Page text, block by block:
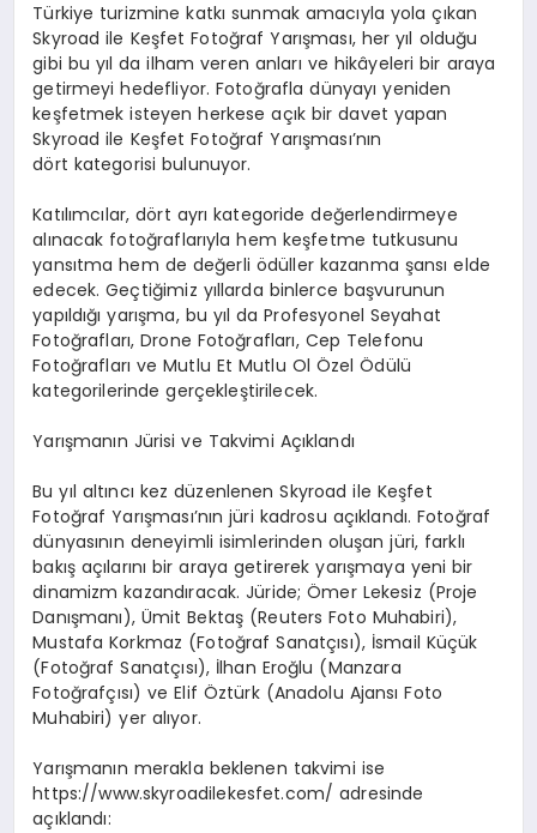
Türkiye turizmine katkı sunmak amacıyla yola çıkan
Skyroad ile Keşfet Fotoğraf Yarışması, her yıl olduğu
gibi bu yıl da ilham veren anları ve hikâyeleri bir araya
getirmeyi hedefliyor. Fotoğrafla dünyayı yeniden
keşfetmek isteyen herkese açık bir davet yapan
Skyroad ile Keşfet Fotoğraf Yarışması’nın
dört kategorisi bulunuyor.
Katılımcılar, dört ayrı kategoride değerlendirmeye
alınacak fotoğraflarıyla hem keşfetme tutkusunu
yansıtma hem de değerli ödüller kazanma şansı elde
edecek. Geçtiğimiz yıllarda binlerce başvurunun
yapıldığı yarışma, bu yıl daProfesyonel Seyahat
Fotoğrafları,Drone Fotoğrafları, Cep Telefonu
Fotoğrafları veMutlu Et Mutlu Ol Özel Ödülü
kategorilerinde gerçekleştirilecek.
Yarışmanın Jürisi ve Takvimi Açıklandı
Bu yıl altıncı kez düzenlenen Skyroad ile Keşfet
Fotoğraf Yarışması’nın jüri kadrosu açıklandı. Fotoğraf
dünyasının deneyimli isimlerinden oluşan jüri, farklı
bakış açılarını bir araya getirerek yarışmaya yeni bir
dinamizm kazandıracak. Jüride; Ömer Lekesiz (Proje
Danışmanı), Ümit Bektaş (Reuters Foto Muhabiri),
Mustafa Korkmaz (Fotoğraf Sanatçısı), İsmail Küçük
(Fotoğraf Sanatçısı), İlhan Eroğlu (Manzara
Fotoğrafçısı) ve Elif Öztürk (Anadolu Ajansı Foto
Muhabiri) yer alıyor.
Yarışmanın merakla beklenen takvimi ise
https://www.skyroadilekesfet.com/ adresinde
açıklandı: